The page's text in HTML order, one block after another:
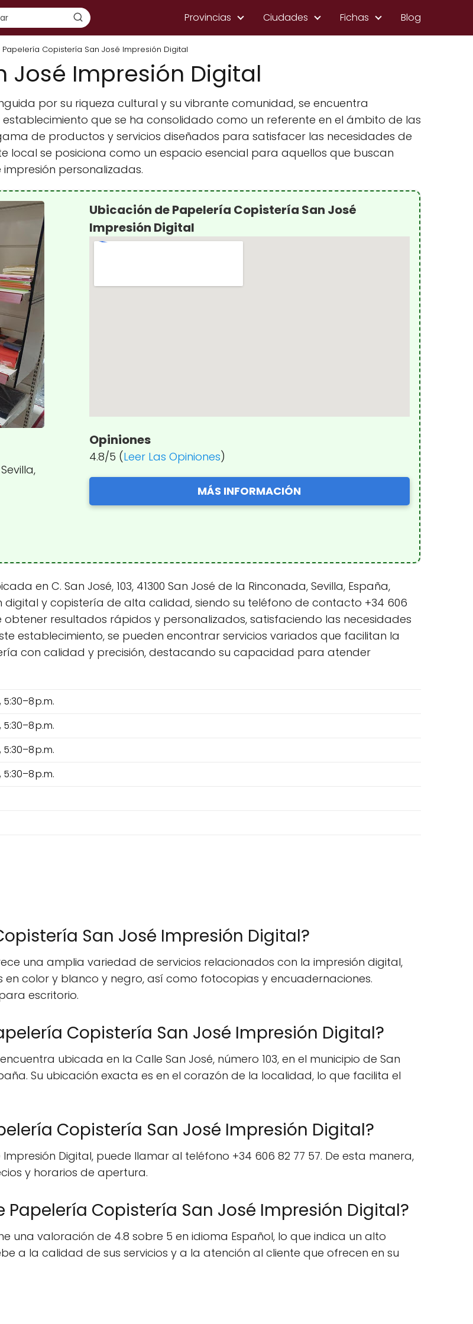
Provincias Ciudades Fichas Blog
Papelería Copistería San José Impresión Digital
José Impresión Digital
por su riqueza cultural y su vibrante comunidad, se encuentra
que se ha consolidado como un referente en el ámbito de las
de productos y servicios diseñados para satisfacer las necesidades de
local se posiciona como un espacio esencial para aquellos que buscan
personalizadas.
Ubicación de Papelería Copistería San José
Impresión Digital
Opiniones
4.8/5 (Leer Las Opiniones)
MÁS INFORMACIÓN
en C. San José, 103, 41300 San José de la Rinconada, Sevilla, España,
y copistería de alta calidad, siendo su teléfono de contacto +34 606
obtener resultados rápidos y personalizados, satisfaciendo las necesidades
establecimiento, se pueden encontrar servicios variados que facilitan la
con calidad y precisión, destacando su capacidad para atender
5:30–8 p.m.
5:30–8 p.m.
5:30–8 p.m.
5:30–8 p.m.
San José Impresión Digital?
una amplia variedad de servicios relacionados con la impresión digital,
color y blanco y negro, así como fotocopias y encuadernaciones.
escritorio.
Copistería San José Impresión Digital?
ubicada en la Calle San José, número 103, en el municipio de San
Su ubicación exacta es en el corazón de la localidad, lo que facilita el
Copistería San José Impresión Digital?
Digital, puede llamar al teléfono +34 606 82 77 57. De esta manera,
y horarios de apertura.
Copistería San José Impresión Digital?
una valoración de 4.8 sobre 5 en idioma Español, lo que indica un alto
a la calidad de sus servicios y a la atención al cliente que ofrecen en su